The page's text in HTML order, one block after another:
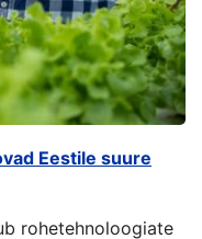
Eestile suure
rohetehnoloogiate